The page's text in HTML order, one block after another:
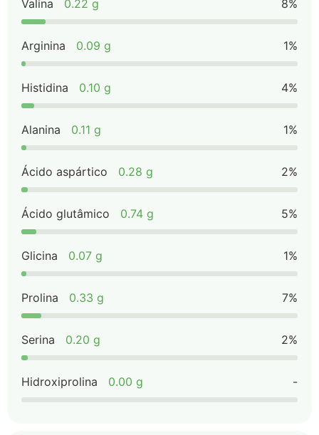
Valina 0.22 g 8%
Arginina 0.09 g 1%
Histidina 0.10 g 4%
Alanina 0.11 g 1%
Ácido aspártico 0.28 g 2%
Ácido glutâmico 0.74 g 5%
Glicina 0.07 g 1%
Prolina 0.33 g 7%
Serina 0.20 g 2%
Hidroxiprolina 0.00 g -